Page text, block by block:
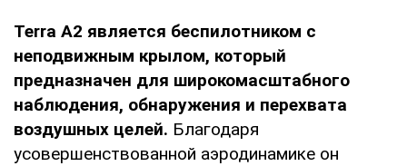
Terra A2 является беспилотником с
неподвижным крылом, который
предназначен для широкомасштабного
наблюдения, обнаружения и перехвата
воздушных целей. Благодаря
усовершенствованной аэродинамике он